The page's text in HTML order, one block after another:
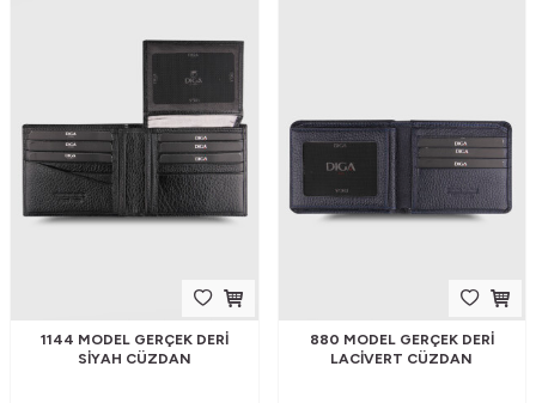
1144 MODEL GERÇEK DERI
SIYAH CÜZDAN
880 MODEL GERÇEK DERI
LACIVERT CÜZDAN